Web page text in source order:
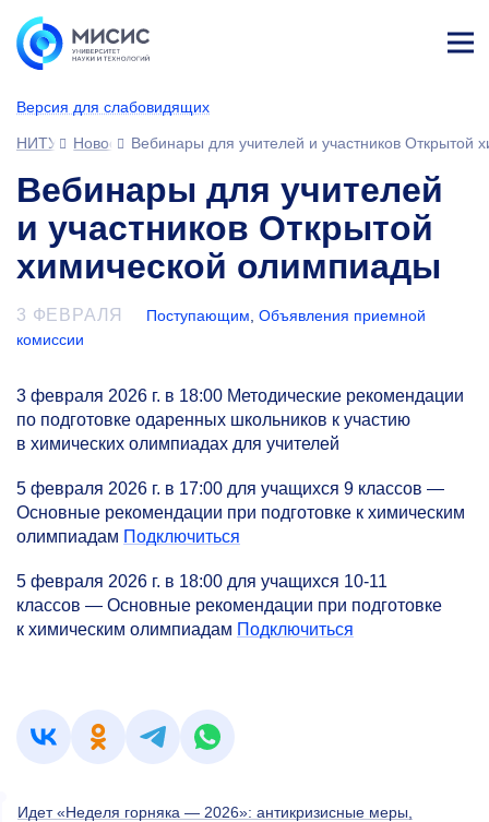
Версия для слабовидящих
ине
НИТУ МИСИС
НовостиВебинары для учителей и участников Открытой
Вебинары для учителей
и участников Открытой
химической олимпиады
3 ФЕВРАЛЯ Поступающим Объявления приемной
комиссии
3 февраля 2026 г. в 18:00 Методические рекомендации
по подготовке одаренных школьников к участию
в химических олимпиадах для учителей
5 февраля 2026 г. в 17:00 для учащихся 9 классов —
Основные рекомендации при подготовке к химическим
олимпиадам Подключиться
5 февраля 2026 г. в 18:00 для учащихся 10-11
классов — Основные рекомендации при подготовке
к химическим олимпиадам Подключиться
Идет «Неделя горняка — 2026»: антикризисные меры,